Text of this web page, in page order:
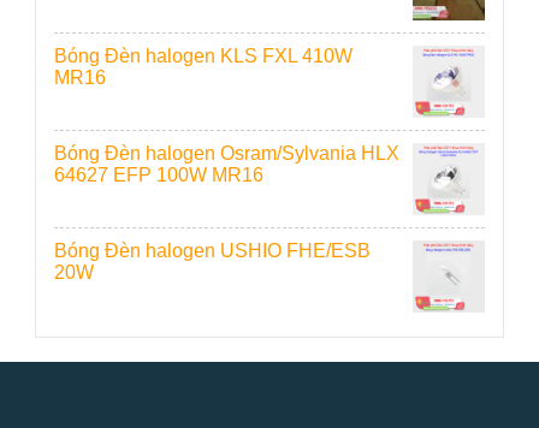
Bóng Đèn halogen KLS FXL 410W
MR16
Bóng Đèn halogen Osram/Sylvania HLX
64627 EFP 100W MR16
Bóng Đèn halogen USHIO FHE/ESB
20W